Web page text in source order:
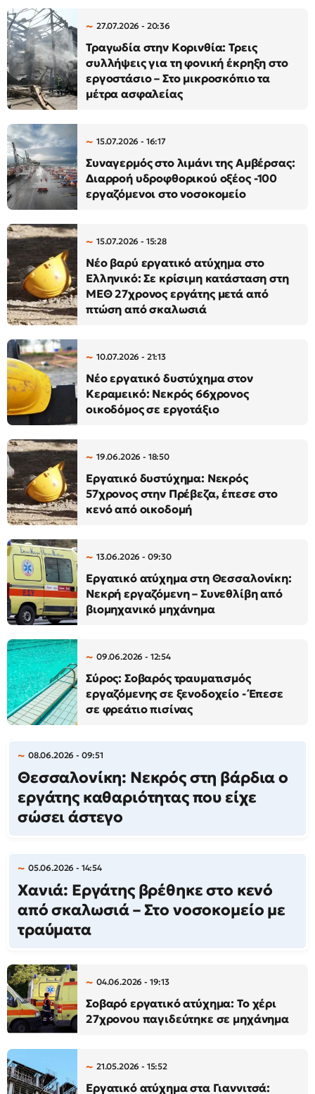
27.07.2026 - 20:36
Τραγωδία στην Κορινθία: Τρεις
συλλήψεις για τη φονική έκρηξη στο
εργοστάσιο – Στο μικροσκόπιο τα
μέτρα ασφαλείας
15.07.2026 - 16:17
Συναγερμός στο λιμάνι της Αμβέρσας:
Διαρροή υδροφθορικού οξέος -100
εργαζόμενοι στο νοσοκομείο
15.07.2026 - 15:28
Νέο βαρύ εργατικό ατύχημα στο
Ελληνικό: Σε κρίσιμη κατάσταση στη
ΜΕΘ 27χρονος εργάτης μετά από
πτώση από σκαλωσιά
10.07.2026 - 21:13
Νέο εργατικό δυστύχημα στον
Κεραμεικό: Νεκρός 66χρονος
οικοδόμος σε εργοτάξιο
19.06.2026 - 18:50
Εργατικό δυστύχημα: Νεκρός
57χρονος στην Πρέβεζα, έπεσε στο
κενό από οικοδομή
13.06.2026 - 09:30
Εργατικό ατύχημα στη Θεσσαλονίκη:
Νεκρή εργαζόμενη – Συνεθλίβη από
βιομηχανικό μηχάνημα
09.06.2026 - 12:54
Σύρος: Σοβαρός τραυματισμός
εργαζόμενης σε ξενοδοχείο - Έπεσε
σε φρεάτιο πισίνας
08.06.2026 - 09:51
Θεσσαλονίκη: Νεκρός στη βάρδια ο
εργάτης καθαριότητας που είχε
σώσει άστεγο
05.06.2026 - 14:54
Χανιά: Εργάτης βρέθηκε στο κενό
από σκαλωσιά – Στο νοσοκομείο με
τραύματα
04.06.2026 - 19:13
Σοβαρό εργατικό ατύχημα: Το χέρι
27χρονου παγιδεύτηκε σε μηχάνημα
21.05.2026 - 15:52
Εργατικό ατύχημα στα Γιαννιτσά: